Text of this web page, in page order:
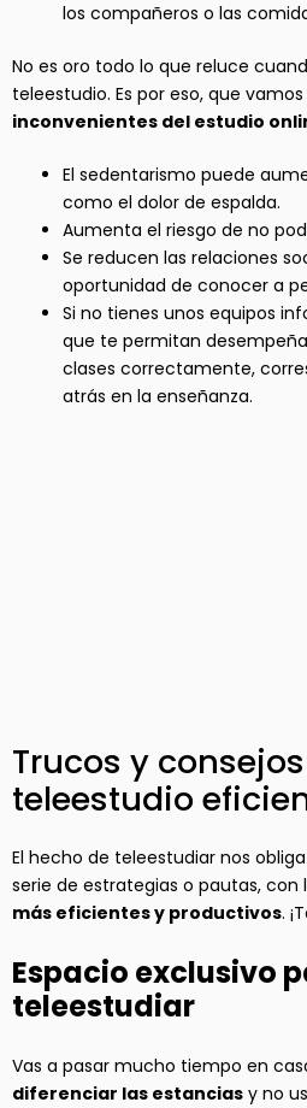
los compañeros o las
No es oro todo lo que reluce
teleestudio. Es por eso, que
inconvenientes del estudio
El sedentarismo puede
como el dolor de espalda.
Aumenta el riesgo de no
Se reducen las relaciones
oportunidad de conocer a
Si no tienes unos equipos
que te permitan
clases correctamente,
atrás en la enseñanza.
Trucos y
teleestudio
El hecho de teleestudiar nos
serie de estrategias o pautas, con
más eficientes y productivos.
Espacio exclusivo
teleestudiar
Vas a pasar mucho tiempo en
diferenciar las estancias y no